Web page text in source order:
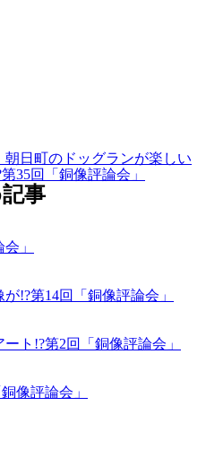
日町のドッグランが楽しい
35回「銅像評論会」
事
」
!?第14回「銅像評論会」
ト!?第2回「銅像評論会」
像評論会」